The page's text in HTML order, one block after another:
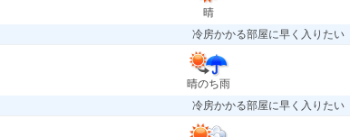
晴
冷房かかる部屋に早く入りたい
晴のち雨
冷房かかる部屋に早く入りたい